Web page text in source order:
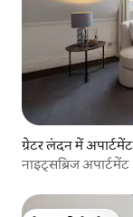
ग्रेटर लंदन में अपार्टमेंट
नाइट्सब्रिज